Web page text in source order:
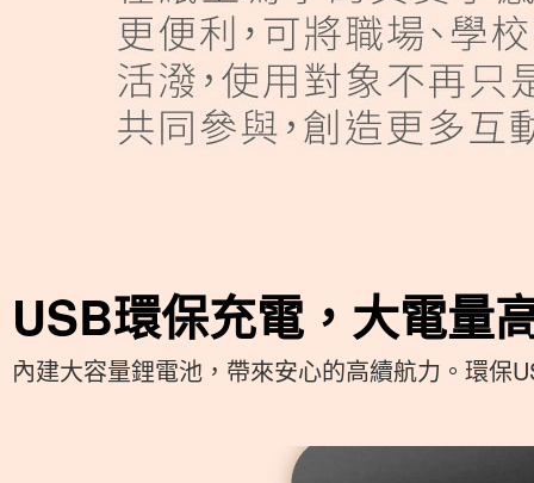
USB環保充電，大電量
內建大容量鋰電池，帶來安心的高續航力。環保